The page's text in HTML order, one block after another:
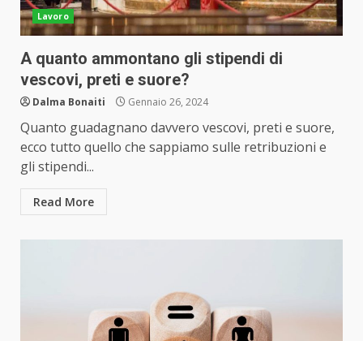
Lavoro
A quanto ammontano gli stipendi di
vescovi, preti e suore?
Dalma Bonaiti Gennaio 26, 2024
Quanto guadagnano davvero vescovi, preti e suore,
ecco tutto quello che sappiamo sulle retribuzioni e
gli stipendi...
Read More